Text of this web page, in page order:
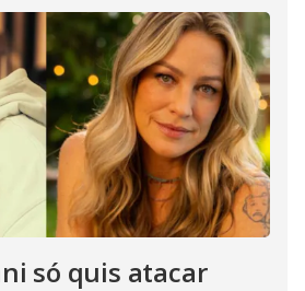
só quis atacar